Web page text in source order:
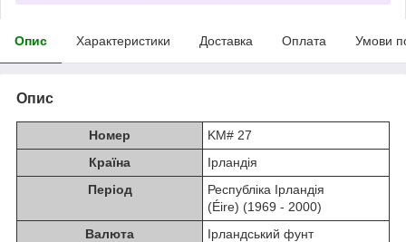
Опис Характеристики Доставка Оплата Умови
Опис
Номер
KM# 27
Країна
Ірландія
Період
Республіка Ірландія
(Éire) (1969 - 2000)
Валюта
Ірландський фунт